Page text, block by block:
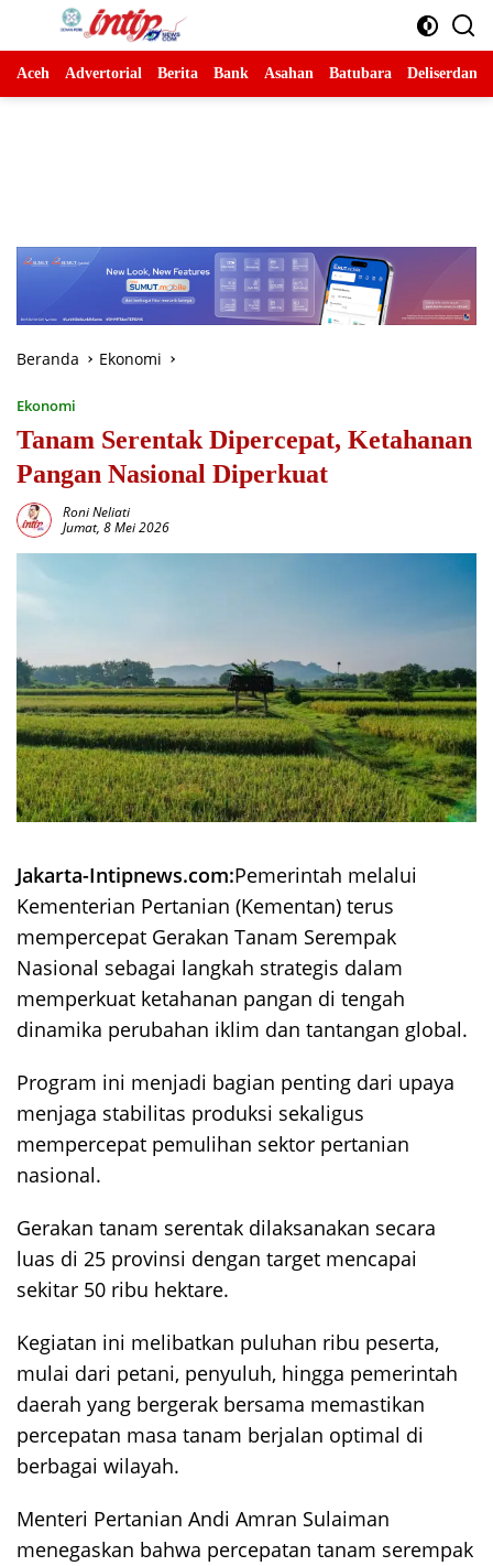
Langsung
Aceh Advertorial Berita Bank Asahan Batubara Deliserdang
Beranda Ekonomi
Ekonomi
Tanam Serentak Dipercepat, Ketahanan
Pangan Nasional Diperkuat
Roni Neliati
Jumat, 8 Mei 2026
Jakarta-Intipnews.com:Pemerintah melalui
Kementerian Pertanian (Kementan) terus
mempercepat Gerakan Tanam Serempak
Nasional sebagai langkah strategis dalam
memperkuat ketahanan pangan di tengah
dinamika perubahan iklim dan tantangan global.
Program ini menjadi bagian penting dari upaya
menjaga stabilitas produksi sekaligus
mempercepat pemulihan sektor pertanian
nasional.
Gerakan tanam serentak dilaksanakan secara
luas di 25 provinsi dengan target mencapai
sekitar 50 ribu hektare.
Kegiatan ini melibatkan puluhan ribu peserta,
mulai dari petani, penyuluh, hingga pemerintah
daerah yang bergerak bersama memastikan
percepatan masa tanam berjalan optimal di
berbagai wilayah.
Menteri Pertanian Andi Amran Sulaiman
menegaskan bahwa percepatan tanam serempak